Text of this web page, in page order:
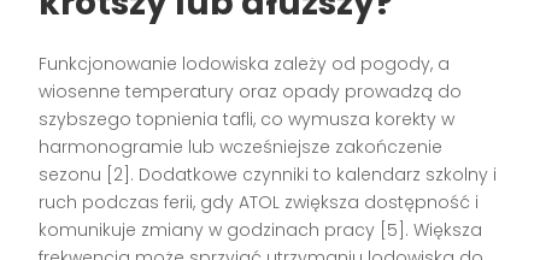
Funkcjonowanie lodowiska zależy od pogody, a
wiosenne temperatury oraz opady prowadzą do
szybszego topnienia tafli, co wymusza korekty w
harmonogramie lub wcześniejsze zakończenie
sezonu [2]. Dodatkowe czynniki to kalendarz szkolny i
ruch podczas ferii, gdy ATOL zwiększa dostępność i
komunikuje zmiany w godzinach pracy [5]. Większa